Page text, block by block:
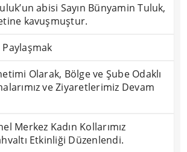
abisi Sayın Bünyamin Tuluk,
kavuşmuştur.
Olarak, Bölge ve Şube Odaklı
ve Ziyaretlerimiz Devam
Merkez Kadın Kollarımız
Etkinliği Düzenlendi.